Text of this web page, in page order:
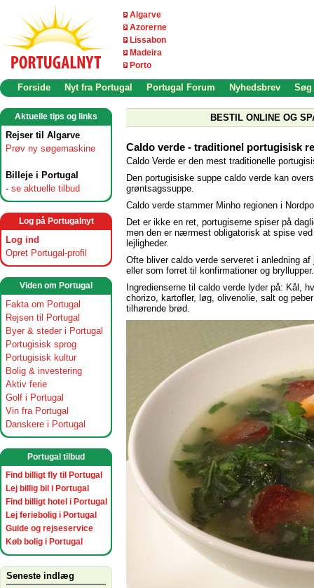
Algarve
Azorerne
Lissabon
Madeira
Porto
Forside Nyt fra Portugal Portugal Forum Nyhedsbrev Søg
Aktuelle tips og links
Rejser til Algarve
Prøv ny søgemaskine
Billeje i Portugal
- se aktuelle tilbud
Log på Portugalnyt
Log ind
Opret Portugal-profil
Viden om Portugal
Fakta om Portugal
Rejsen til Portugal
Byer & steder i Portugal
Portugisisk sprog
Portugisisk kultur
Bolig & investering
Aktiv ferie
Golf i Portugal
Vin fra Portugal
Danskere i Portugal
Portugal tilbud
Find billigt fly til Portugal
Lej billig bil i Portugal
Find billigt hotel i Portugal
Lej feriebolig i Portugal
Guide og rejseservice
Køb bolig i Portugal
Seneste indlæg
BESTIL ONLINE OG
Caldo verde - traditionel portugisisk
Caldo Verde er den mest traditionelle
Den portugisiske suppe caldo verde kan
grøntsagssuppe.
Caldo verde stammer Minho regionen i
Det er ikke en ret, portugiserne spiser på
men den er nærmest obligatorisk at spise
lejligheder.
Ofte bliver caldo verde serveret i anledning af
eller som forret til konfirmationer og bryllupper.
Ingredienserne til caldo verde lyder på: Kål,
chorizo, kartofler, løg, olivenolie, salt og
tilhørende brød.